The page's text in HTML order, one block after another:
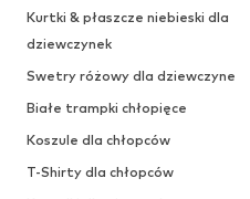
Kurtki & płaszcze niebieski dla
dziewczynek
Swetry różowy dla dziewczyne
Białe trampki chłopięce
Koszule dla chłopców
T-Shirty dla chłopców